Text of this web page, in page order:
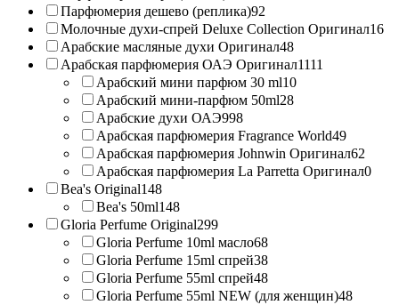
Парфюмерия дешево (реплика)92
Молочные духи-спрей Deluxe Collection Оригинал16
Арабские масляные духи Оригинал48
Арабская парфюмерия ОАЭ Оригинал1111
Арабский мини парфюм 30 ml10
Арабский мини-парфюм 50ml28
Арабские духи ОАЭ998
Арабская парфюмерия Fragrance World49
Арабская парфюмерия Johnwin Оригинал62
Арабская парфюмерия La Parretta Оригинал0
Bea's Original148
Bea's 50ml148
Gloria Perfume Original299
Gloria Perfume 10ml масло68
Gloria Perfume 15ml спрей38
Gloria Perfume 55ml спрей48
Gloria Perfume 55ml NEW (для женщин)48